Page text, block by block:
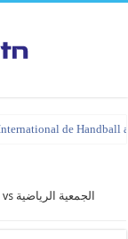
de Handball